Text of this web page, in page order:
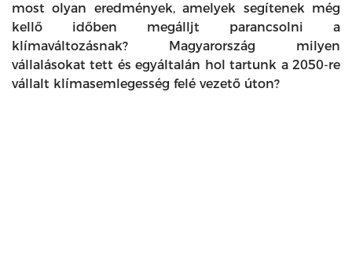
most olyan eredmények, amelyek segítenek még
kellő időben megálljt parancsolni a
klímaváltozásnak? Magyarország milyen
vállalásokat tett és egyáltalán hol tartunk a 2050-re
vállalt klímasemlegesség felé vezető úton?